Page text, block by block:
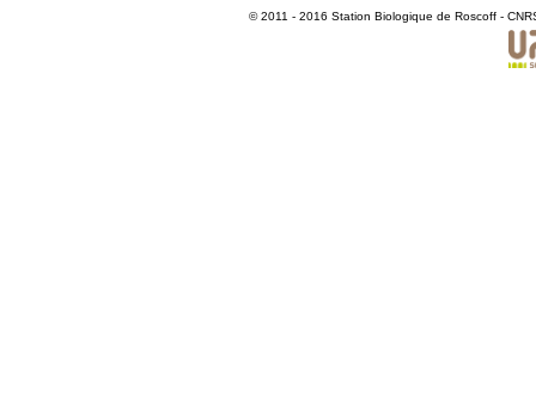
© 2011 - 2016 Station Biologique de Roscoff -